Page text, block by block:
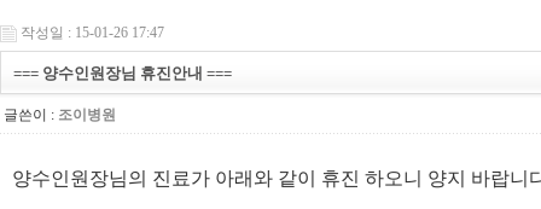
작성일 : 15-01-26 17:47
=== 양수인원장님 휴진안내 ===
글쓴이 : 조이병원
양수인원장님의 진료가 아래와 같이 휴진 하오니 양지 바랍니